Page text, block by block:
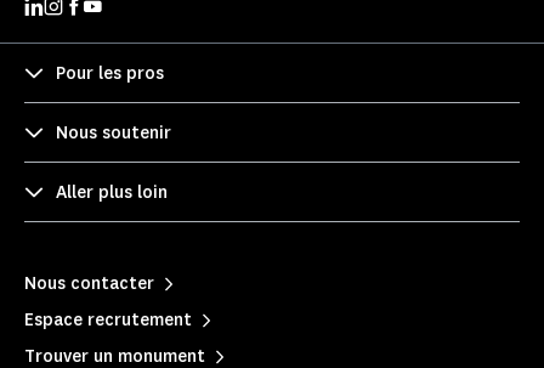
Pour les pros
Nous soutenir
Aller plus loin
Nous contacter
Espace recrutement
Trouver un monument